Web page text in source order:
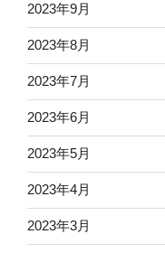
2023年9月
2023年8月
2023年7月
2023年6月
2023年5月
2023年4月
2023年3月